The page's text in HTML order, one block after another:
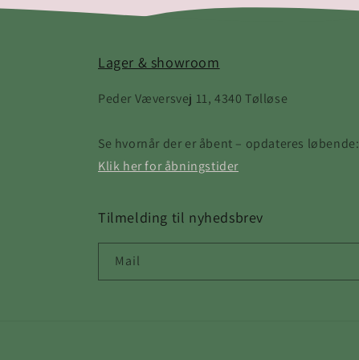
Lager & showroom
Peder Væversvej 11, 4340 Tølløse
Se hvornår der er åbent – opdateres løbende:
Klik her for åbningstider
Tilmelding til nyhedsbrev
Mail